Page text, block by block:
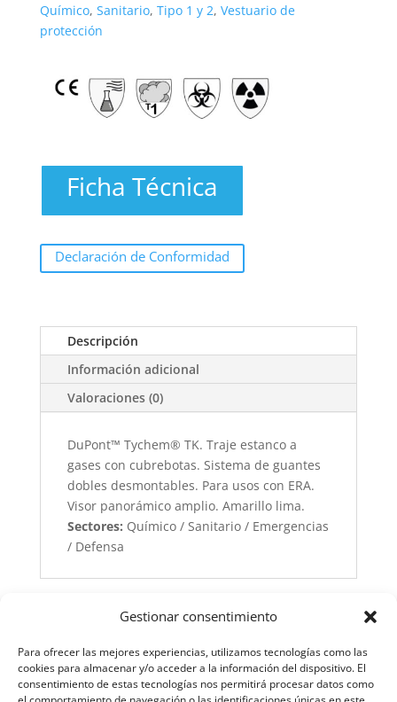
Gestionar consentimiento
Para ofrecer las mejores experiencias, utilizamos tecnologías como las
cookies para almacenar y/o acceder a la información del dispositivo. El
consentimiento de estas tecnologías nos permitirá procesar datos como
Químico, Sanitario, Tipo 1 y 2, Vestuario de
protección
Ficha Técnica
Declaración de Conformidad
Descripción
Información adicional
Valoraciones (0)
DuPont™ Tychem® TK. Traje estanco a
gases con cubrebotas. Sistema de guantes
dobles desmontables. Para usos con ERA.
Visor panorámico amplio. Amarillo lima.
Sectores: Químico / Sanitario / Emergencias
/ Defensa